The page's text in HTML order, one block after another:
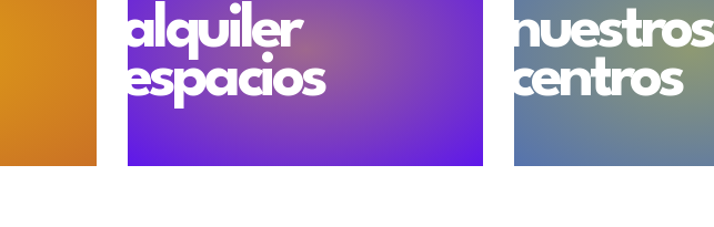
alquiler
espacios
nuestros
centros